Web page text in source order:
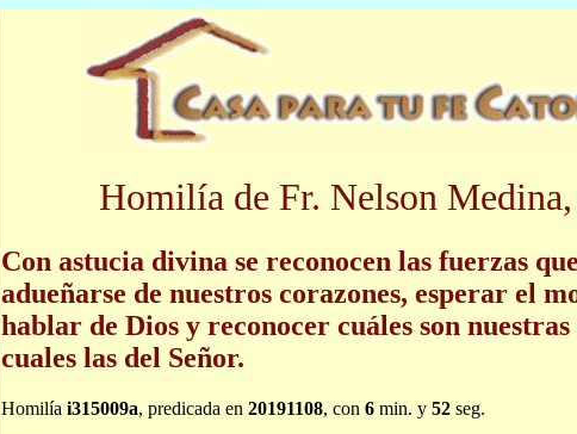
Homilía de Fr. Nelson Medina,
Con astucia divina se reconocen las fuerzas
adueñarse de nuestros corazones, esperar el
hablar de Dios y reconocer cuáles son
cuales las del Señor.
Homilía i315009a, predicada en 20191108, con 6 min. y 52 seg.